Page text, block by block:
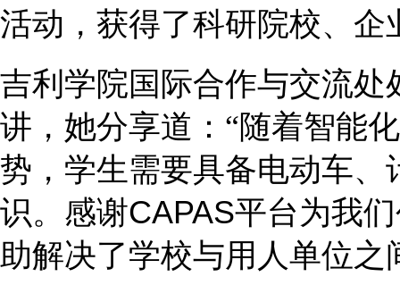
活动，获得了科研院校、
吉利学院国际合作与交流处
讲，她分享道： “随着智能
势，学生需要具备电动车、
识。感谢CAPAS平台为我们
助解决了学校与用人单位